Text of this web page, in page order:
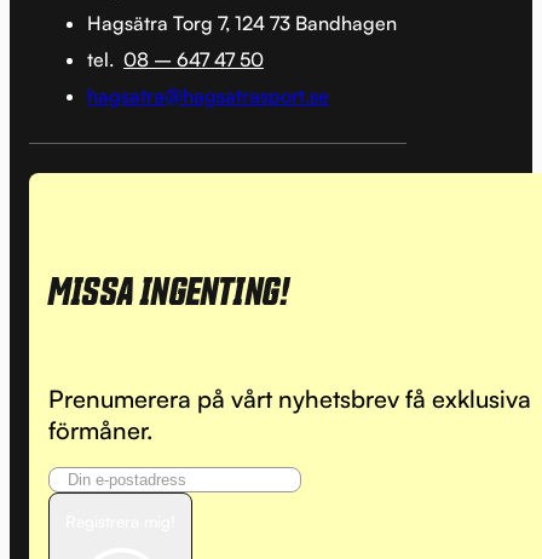
Hagsätra Torg 7, 124 73 Bandhagen
tel. 08 – 647 47 50
hagsatra@hagsatrasport.se
MISSA INGENTING!
Prenumerera på vårt nyhetsbrev få exklusiva
förmåner.